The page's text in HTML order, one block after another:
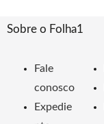
Sobre o Folha1
Fale
conosco
Expedie